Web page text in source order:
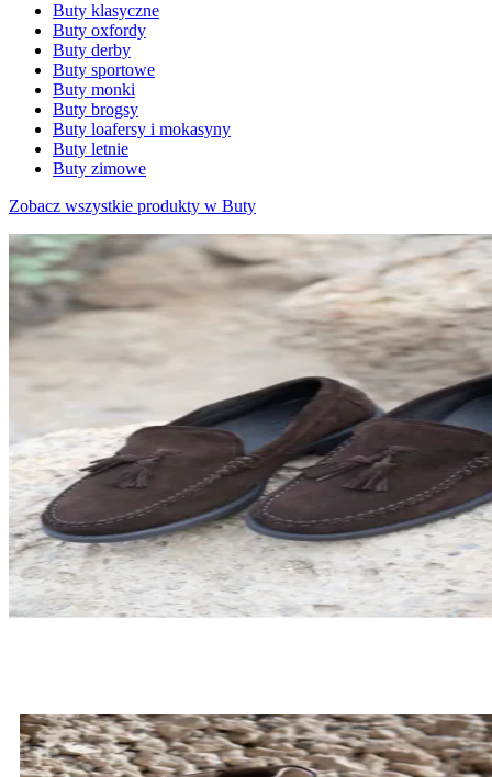
Buty klasyczne
Buty oxfordy
Buty derby
Buty sportowe
Buty monki
Buty brogsy
Buty loafersy i mokasyny
Buty letnie
Buty zimowe
Zobacz wszystkie produkty w Buty